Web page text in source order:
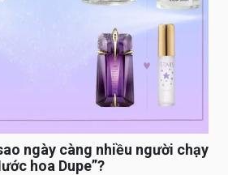
ngày càng nhiều người chạy
hoa Dupe”?